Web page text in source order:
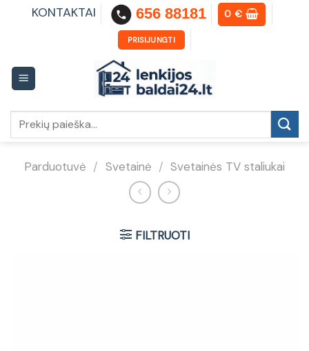
KONTAKTAI 656 88181 0€
PRISIJUNGTI
Parduotuvė / Svetainė / Svetainės TV staliukai
FILTRUOTI